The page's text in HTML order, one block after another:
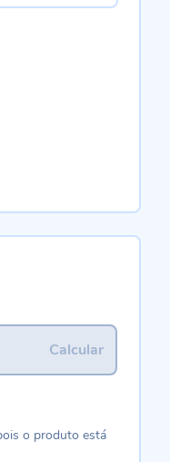
Calcular
o produto está